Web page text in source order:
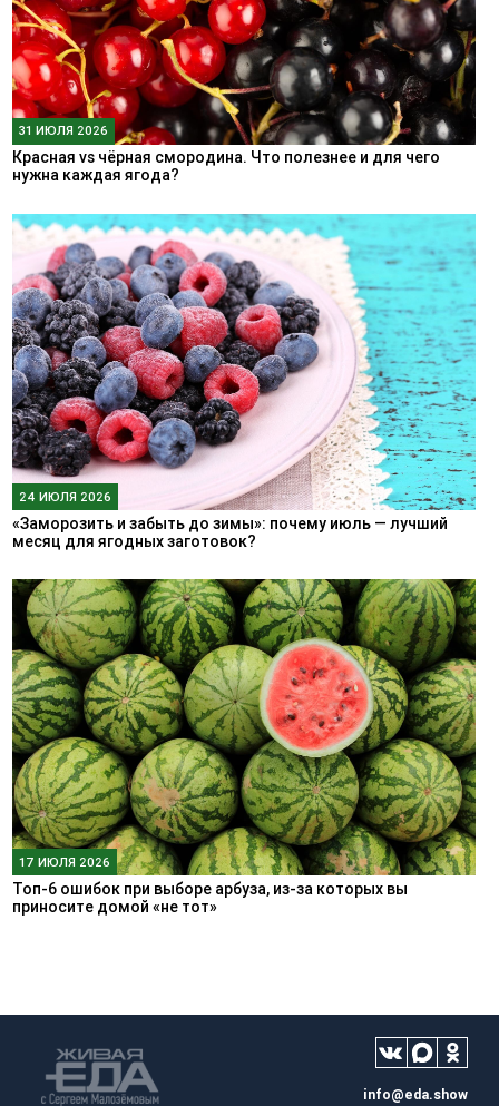
31 ИЮЛЯ 2026
Красная vs чёрная смородина. Что полезнее и для чего
нужна каждая ягода?
24 ИЮЛЯ 2026
«Заморозить и забыть до зимы»: почему июль — лучший
месяц для ягодных заготовок?
17 ИЮЛЯ 2026
Топ-6 ошибок при выборе арбуза, из-за которых вы
приносите домой «не тот»
info@eda.show